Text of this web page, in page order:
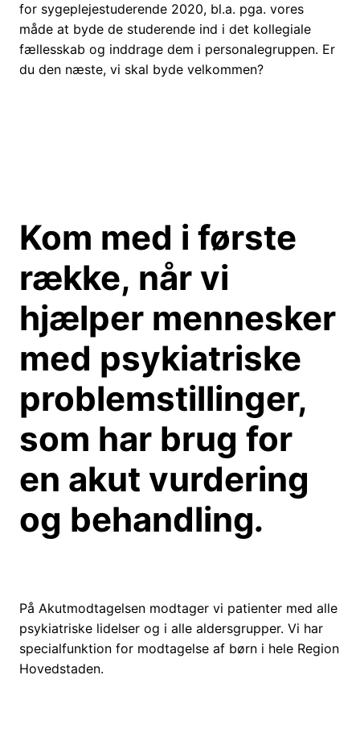
for sygeplejestuderende 2020, bl.a. pga. vores
måde at byde de studerende ind i det kollegiale
fællesskab og inddrage dem i personalegruppen. Er
du den næste, vi skal byde velkommen?
Kom med i første
række, når vi
hjælper mennesker
med psykiatriske
problemstillinger,
som har brug for
en akut vurdering
og behandling.
På Akutmodtagelsen modtager vi patienter med alle
psykiatriske lidelser og i alle aldersgrupper. Vi har
specialfunktion for modtagelse af børn i hele Region
Hovedstaden.